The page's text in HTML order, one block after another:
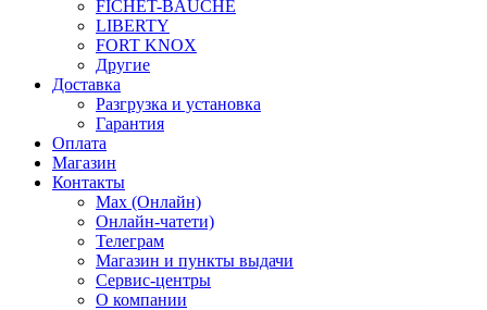
FICHET-BAUCHE
LIBERTY
FORT KNOX
Другие
Доставка
Разгрузка и установка
Гарантия
Оплата
Магазин
Контакты
Max (Онлайн)
Онлайн-чатети)
Телеграм
Магазин и пункты выдачи
Сервис-центры
О компании